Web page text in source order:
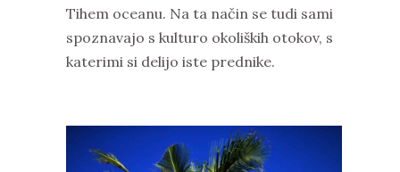
Tihem oceanu. Na ta način se tudi sami
spoznavajo s kulturo okoliških otokov, s
katerimi si delijo iste prednike.